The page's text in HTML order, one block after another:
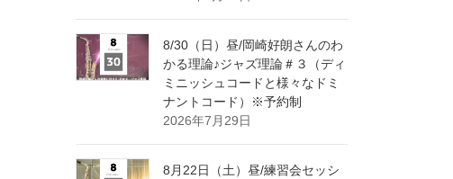
8/30（日）昼/岡崎好朗さんのわ
かる理論♪ジャズ理論＃３（ディ
ミニッシュコードと様々なドミ
ナントコード）※予約制
2026年7月29日
8月22日（土）昼/練習会セッシ